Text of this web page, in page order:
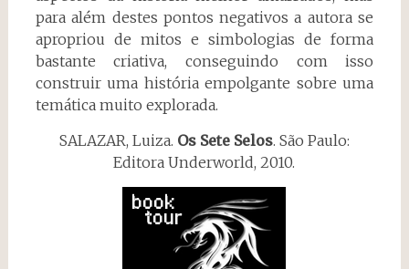
para além destes pontos negativos a autora se
apropriou de mitos e simbologias de forma
bastante criativa, conseguindo com isso
construir uma história empolgante sobre uma
temática muito explorada.
SALAZAR, Luiza. Os Sete Selos. São Paulo:
Editora Underworld, 2010.